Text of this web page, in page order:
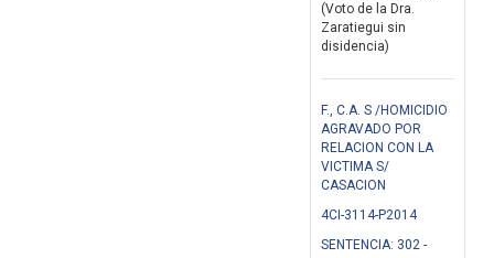
(Voto de la Dra.
Zaratiegui sin
disidencia)
F., C.A. S /HOMICIDIO
AGRAVADO POR
RELACION CON LA
VICTIMA S/
CASACION
4CI-3114-P2014
SENTENCIA: 302 -